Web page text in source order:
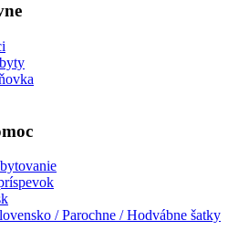
/ Parochne / Hodvábne šatky